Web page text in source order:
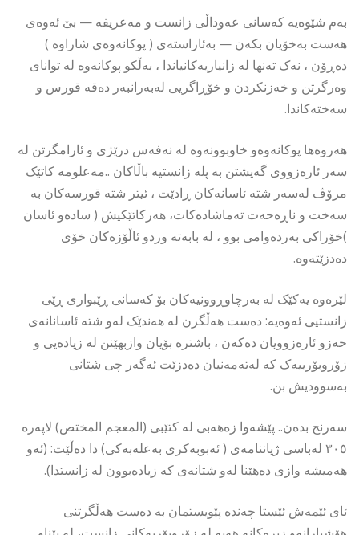
بەم شێوەیە کەسانی عەوداڵی زانست و مەعریفە — بێ ئەوەی
هەست بەخۆیان بکەن — بەئاراستەی ( پوکانەوەی شاراوە )
دەڕۆن ، نەک تەنها لە زانیاریەکانیاندا ، بەڵکو پوکانەوە لە توانای
وەرگرتن و خەزنکردن و خۆڕاگریی لەبەرانبەر دەقە قورس و
سەختەکاندا.
هەروەها پوکانەوەو خاوبوونەوە لە نەفەس درێژی و ئارامگرتن لە
سەر ئارەزووی گەیشتن بە پلە زانستیە باڵاکان ..مەعلومە کاتێک
مرۆڤ لەسەر شتە ئاسانەکان ڕادێت ، ئیتر شتە قورسەکان بە
سەخت و ناڕەحەت تەماشادەکات، هەرکاتێکیش ( سادەو ئاسان
)خۆراکی بەردەوامی بوو ، لە بابەتە وردو ئاڵۆزەکان خۆی
دەدزێتەوە.
لێرەوە یەکێک لە بەرچاوڕوونیەکان بۆ کەسانی ڕێبواری ڕێی
زانستیی ئەوەیە: دەست هەڵگرن لە هەندێک لەو شتە ئاسانانەی
حەزو ئارەزوویان دەکەن ، باشترە بۆیان وازبهێنن لە زیادەیی و
زۆروبۆرییەک کە لەتەمەنیان دەدزێت ئەگەر چی شتانی
بەسوودیش بن.
سەرنج بدەن.. پێشەوا زەهەبی لە کتێبی (المعجم المختص) لاپەرە
٣٠٥ لەباسی ژیاننامەی ( ئەبوبەکری بەعلەبەکی) دا دەڵێت: (ئەو
هەمیشە وازی دەهێنا لەو شتانەی کە زیادەبوون لە زانستدا).
ئای ئێمەش ئێستا چەندە پێویستمان بە دەست هەڵگرتنی